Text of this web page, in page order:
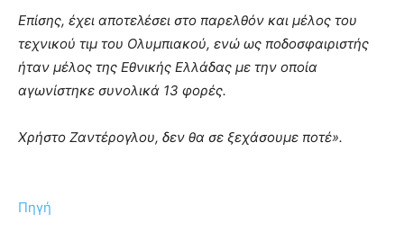
Επίσης, έχει αποτελέσει στο παρελθόν και μέλος του
τεχνικού τιμ του Ολυμπιακού, ενώ ως ποδοσφαιριστής
ήταν μέλος της Εθνικής Ελλάδας με την οποία
αγωνίστηκε συνολικά 13 φορές.
Χρήστο Ζαντέρογλου, δεν θα σε ξεχάσουμε ποτέ».
Πηγή